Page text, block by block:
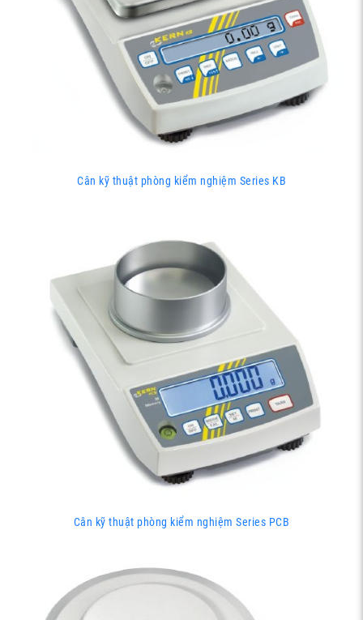
Cân kỹ thuật phòng kiểm nghiệm Series KB
Cân kỹ thuật phòng kiểm nghiệm Series PCB